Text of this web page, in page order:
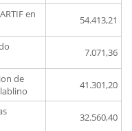
en
54.413,21
7.071,36
de
41.301,20
32.560,40